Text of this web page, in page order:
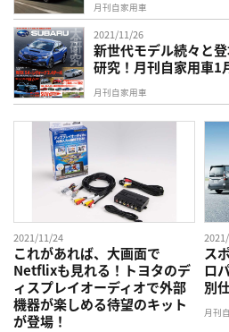
月刊自家用車
2021/11/26
新世代モデル続々と
研究！月刊自家用車
月刊自家用車
2021/11/24
これがあれば、大画面で
Netflixも見れる！トヨタのデ
ィスプレイオーディオで外部
機器が楽しめる待望のキット
が登場！
ス
ロ
別
月刊